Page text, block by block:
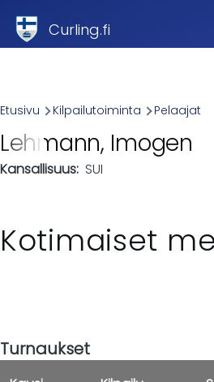
Curling.fi
Breadcrumb
Etusivu Kilpailutoiminta Pelaajat
Lehmann, Imogen
Kansallisuus SUI
Kotimaiset
Turnaukset